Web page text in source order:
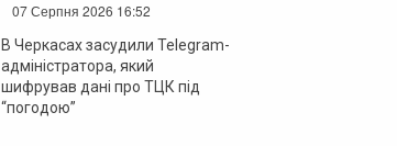
07 Серпня 2026 16:52
В Черкасах засудили Telegram-
адміністратора, який
шифрував дані про ТЦК під
“погодою”